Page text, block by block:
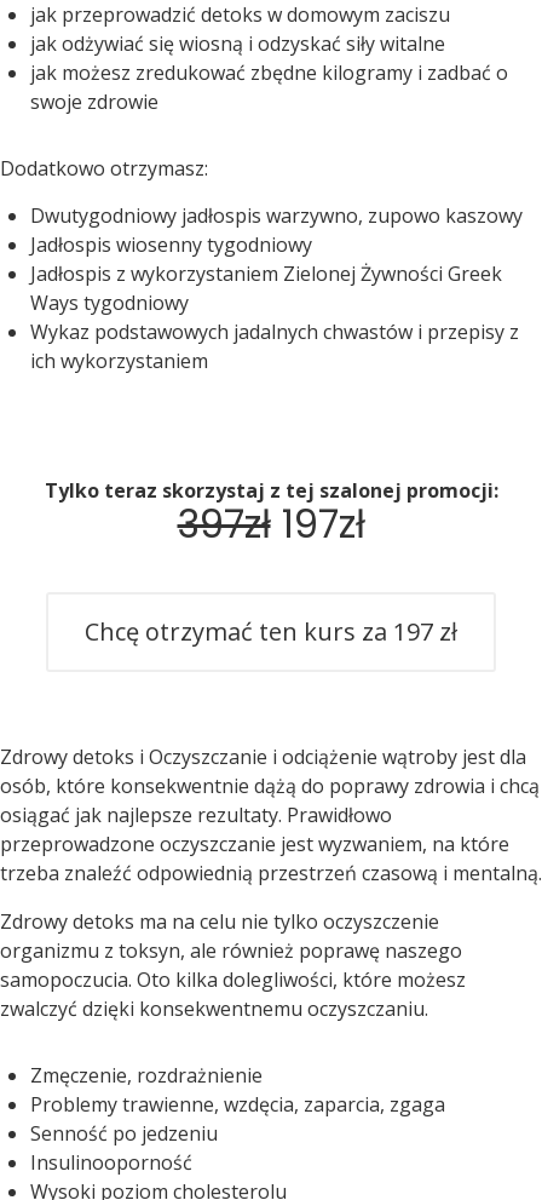
jak przeprowadzić detoks w domowym zaciszu
jak odżywiać się wiosną i odzyskać siły witalne
jak możesz zredukować zbędne kilogramy i zadbać o
swoje zdrowie
Dodatkowo otrzymasz:
Dwutygodniowy jadłospis warzywno, zupowo kaszowy
Jadłospis wiosenny tygodniowy
Jadłospis z wykorzystaniem Zielonej Żywności Greek
Ways tygodniowy
Wykaz podstawowych jadalnych chwastów i przepisy z
ich wykorzystaniem
Tylko teraz skorzystaj z tej szalonej promocji:
397zł197zł
Chcę otrzymać ten kurs za 197 zł
Zdrowy detoks i Oczyszczanie i odciążenie wątroby jest dla
osób, które konsekwentnie dążą do poprawy zdrowia i chcą
osiągać jak najlepsze rezultaty. Prawidłowo
przeprowadzone oczyszczanie jest wyzwaniem, na które
trzeba znaleźć odpowiednią przestrzeń czasową i mentalną.
Zdrowy detoks ma na celu nie tylko oczyszczenie
organizmu z toksyn, ale również poprawę naszego
samopoczucia. Oto kilka dolegliwości, które możesz
zwalczyć dzięki konsekwentnemu oczyszczaniu.
Zmęczenie, rozdrażnienie
Problemy trawienne, wzdęcia, zaparcia, zgaga
Senność po jedzeniu
Insulinooporność
Wysoki poziom cholesterolu